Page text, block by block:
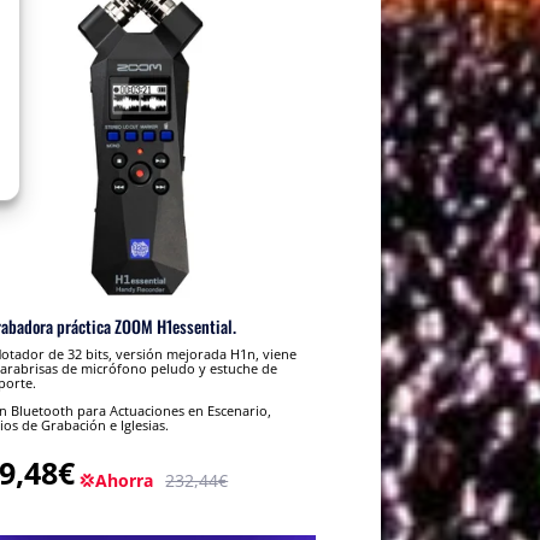
práctica ZOOM H1essential.
de 32 bits, versión mejorada H1n, viene
de micrófono peludo y estuche de
Bluetooth para Actuaciones en Escenario,
de Grabación e Iglesias.
💢Ahorra 232,44€